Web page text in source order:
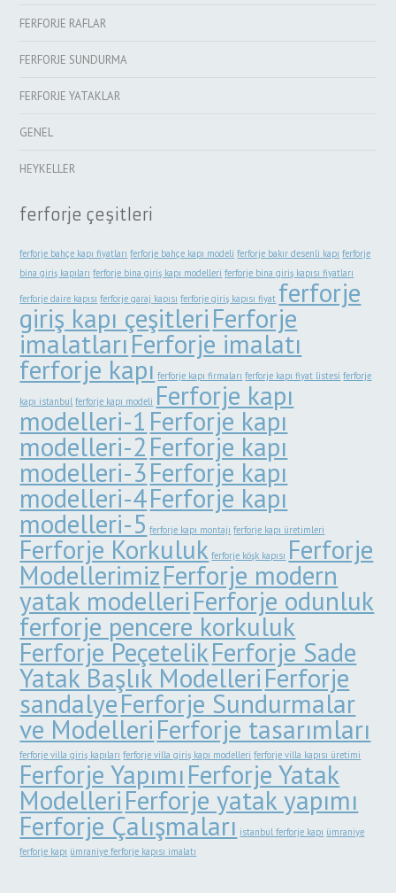
FERFORJE RAFLAR
FERFORJE SUNDURMA
FERFORJE YATAKLAR
GENEL
HEYKELLER
ferforje çeşitleri
ferforje bahçe kapı fiyatları ferforje bahçe kapı modeli ferforje bakır desenli kapı ferforje
bina giriş kapıları ferforje bina giriş kapı modelleri ferforje bina giriş kapısı fiyatları
ferforje daire kapısı ferforje garaj kapısı ferforje giriş kapısı fiyat ferforje
giriş kapı çeşitleriFerforje
imalatlarıFerforje imalatı
ferforje kapı ferforje kapı firmaları ferforje kapı fiyat listesi ferforje
kapı istanbul ferforje kapı modeli Ferforje kapı
modelleri-1 Ferforje kapı
modelleri-2Ferforje kapı
modelleri-3Ferforje kapı
modelleri-4Ferforje kapı
modelleri-5 ferforje kapı montajı ferforje kapı üretimleri
Ferforje Korkuluk ferforje köşk kapısı Ferforje
ModellerimizFerforje modern
yatak modelleriFerforje odunluk
ferforje pencere korkuluk
Ferforje PeçetelikFerforje Sade
Yatak Başlık ModelleriFerforje
sandalyeFerforje Sundurmalar
ve ModelleriFerforje tasarımları
ferforje villa giriş kapıları ferforje villa giriş kapı modelleri ferforje villa kapısı üretimi
Ferforje YapımıFerforje Yatak
ModelleriFerforje yatak yapımı
Ferforje Çalışmaları istanbul ferforje kapı ümraniye
ferforje kapı ümraniye ferforje kapısı imalatı